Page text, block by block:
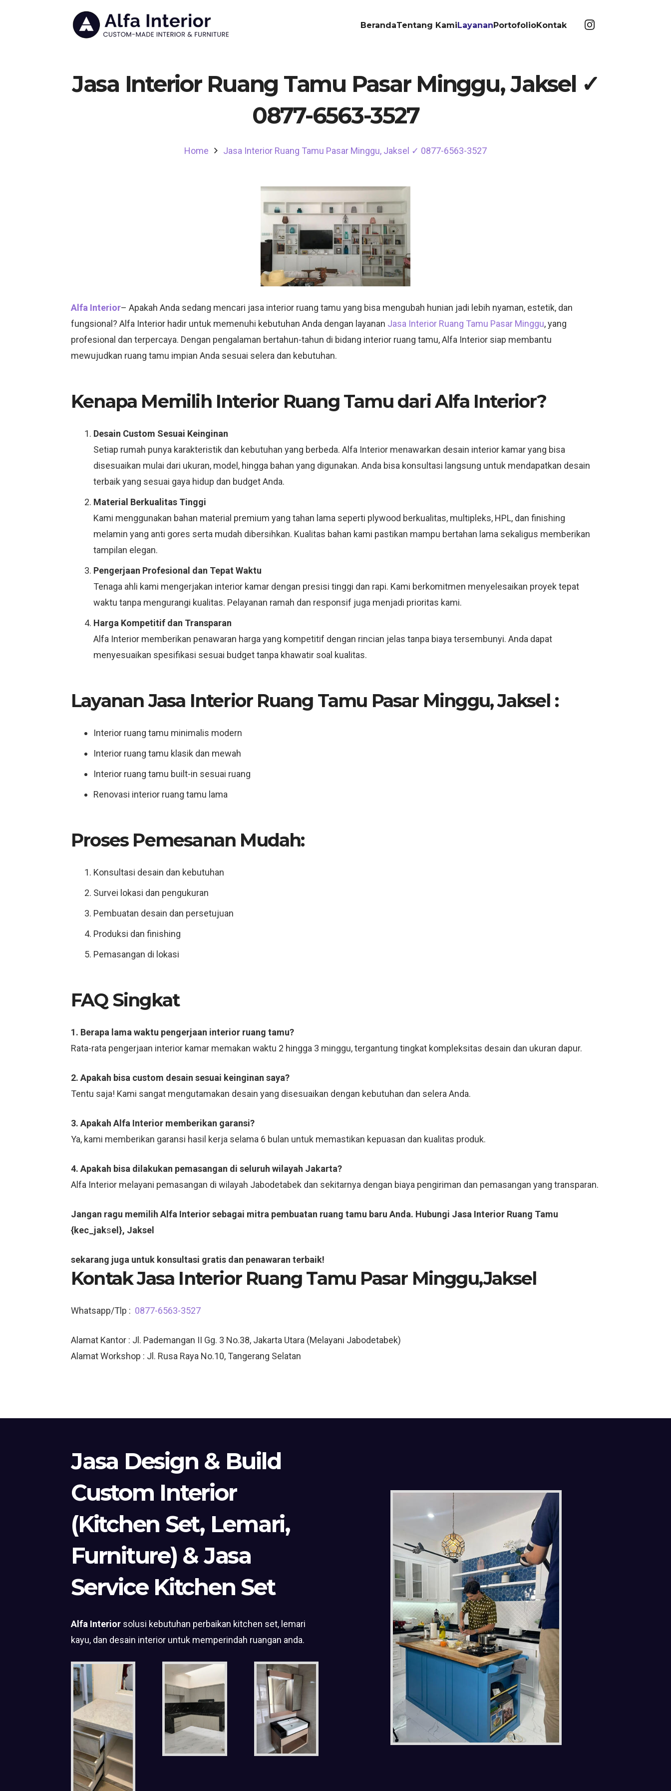
BerandaTentang KamiLayananPortofolioKontak
Jasa Interior Ruang Tamu Pasar Minggu, Jaksel ✓
0877-6563-3527
Home Jasa Interior Ruang Tamu Pasar Minggu, Jaksel ✓ 0877-6563-3527
Alfa Interior– Apakah Anda sedang mencari jasa interior ruang tamu yang bisa mengubah hunian jadi lebih nyaman, estetik, dan
fungsional? Alfa Interior hadir untuk memenuhi kebutuhan Anda dengan layanan Jasa Interior Ruang Tamu Pasar Minggu, yang
profesional dan terpercaya. Dengan pengalaman bertahun-tahun di bidang interior ruang tamu, Alfa Interior siap membantu
mewujudkan ruang tamu impian Anda sesuai selera dan kebutuhan.
Kenapa Memilih Interior Ruang Tamu dari Alfa Interior?
Desain Custom Sesuai Keinginan
Setiap rumah punya karakteristik dan kebutuhan yang berbeda. Alfa Interior menawarkan desain interior kamar yang bisa
disesuaikan mulai dari ukuran, model, hingga bahan yang digunakan. Anda bisa konsultasi langsung untuk mendapatkan desain
terbaik yang sesuai gaya hidup dan budget Anda.
Material Berkualitas Tinggi
Kami menggunakan bahan material premium yang tahan lama seperti plywood berkualitas, multipleks, HPL, dan finishing
melamin yang anti gores serta mudah dibersihkan. Kualitas bahan kami pastikan mampu bertahan lama sekaligus memberikan
tampilan elegan.
Pengerjaan Profesional dan Tepat Waktu
Tenaga ahli kami mengerjakan interior kamar dengan presisi tinggi dan rapi. Kami berkomitmen menyelesaikan proyek tepat
waktu tanpa mengurangi kualitas. Pelayanan ramah dan responsif juga menjadi prioritas kami.
Harga Kompetitif dan Transparan
Alfa Interior memberikan penawaran harga yang kompetitif dengan rincian jelas tanpa biaya tersembunyi. Anda dapat
menyesuaikan spesifikasi sesuai budget tanpa khawatir soal kualitas.
Layanan Jasa Interior Ruang Tamu Pasar Minggu, Jaksel :
Interior ruang tamu minimalis modern
Interior ruang tamu klasik dan mewah
Interior ruang tamu built-in sesuai ruang
Renovasi interior ruang tamu lama
Proses Pemesanan Mudah:
Konsultasi desain dan kebutuhan
Survei lokasi dan pengukuran
Pembuatan desain dan persetujuan
Produksi dan finishing
Pemasangan di lokasi
FAQ Singkat
1. Berapa lama waktu pengerjaan interior ruang tamu?
Rata-rata pengerjaan interior kamar memakan waktu 2 hingga 3 minggu, tergantung tingkat kompleksitas desain dan ukuran dapur.
2. Apakah bisa custom desain sesuai keinginan saya?
Tentu saja! Kami sangat mengutamakan desain yang disesuaikan dengan kebutuhan dan selera Anda.
3. Apakah Alfa Interior memberikan garansi?
Ya, kami memberikan garansi hasil kerja selama 6 bulan untuk memastikan kepuasan dan kualitas produk.
4. Apakah bisa dilakukan pemasangan di seluruh wilayah Jakarta?
Alfa Interior melayani pemasangan di wilayah Jabodetabek dan sekitarnya dengan biaya pengiriman dan pemasangan yang transparan.
Jangan ragu memilih Alfa Interior sebagai mitra pembuatan ruang tamu baru Anda. Hubungi Jasa Interior Ruang Tamu
{kec_jaksel}, Jaksel
sekarang juga untuk konsultasi gratis dan penawaran terbaik!
Kontak Jasa Interior Ruang Tamu Pasar Minggu,Jaksel
Whatsapp/Tlp : 0877-6563-3527
Alamat Kantor : Jl. Pademangan II Gg. 3 No.38, Jakarta Utara (Melayani Jabodetabek)
Alamat Workshop : Jl. Rusa Raya No.10, Tangerang Selatan
Jasa Design & Build
Custom Interior
(Kitchen Set, Lemari,
Furniture) & Jasa
Service Kitchen Set
Alfa Interior solusi kebutuhan perbaikan kitchen set, lemari
kayu, dan desain interior untuk memperindah ruangan anda.